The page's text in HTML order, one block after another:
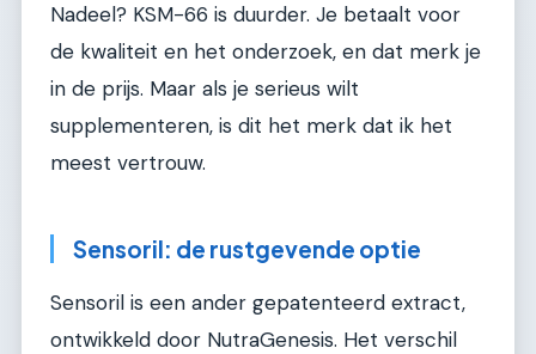
Nadeel? KSM-66 is duurder. Je betaalt voor
de kwaliteit en het onderzoek, en dat merk je
in de prijs. Maar als je serieus wilt
supplementeren, is dit het merk dat ik het
meest vertrouw.
Sensoril: de rustgevende optie
Sensoril is een ander gepatenteerd extract,
ontwikkeld door NutraGenesis. Het verschil